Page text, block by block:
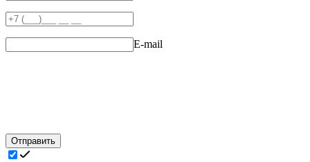
E-mail
Отправить